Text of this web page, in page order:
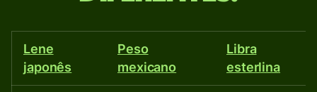
argentinos
eLene
japonês
Peso
mexicano
Libra
esterlina